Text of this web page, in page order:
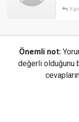
Önemli not:
değerli olduğunu